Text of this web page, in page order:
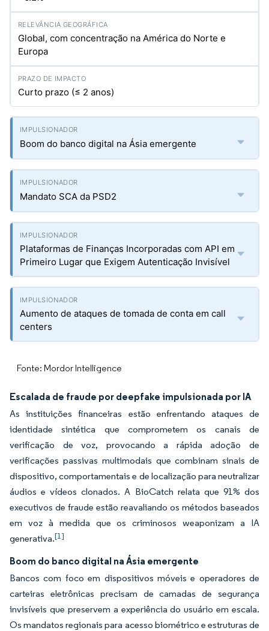
Global, com concentração na América do Norte e
Europa
Curto prazo (≤ 2 anos)
Boom do banco digital na Ásia emergente
Mandato SCA da PSD2
Plataformas de Finanças Incorporadas com API em
Primeiro Lugar que Exigem Autenticação Invisível
Aumento de ataques de tomada de conta em call
centers
Fonte: Mordor Intelligence
Escalada de fraude por deepfake impulsionada por IA
As instituições financeiras estão enfrentando ataques de
identidade sintética que comprometem os canais de
verificação de voz, provocando a rápida adoção de
verificações passivas multimodais que combinam sinais de
dispositivo, comportamentais e de localização para neutralizar
áudios e vídeos clonados. A BioCatch relata que 91% dos
executivos de fraude estão reavaliando os métodos baseados
em voz à medida que os criminosos weaponizam a IA
generativa.[1]
Boom do banco digital na Ásia emergente
Bancos com foco em dispositivos móveis e operadores de
carteiras eletrônicas precisam de camadas de segurança
invisíveis que preservem a experiência do usuário em escala.
Os mandatos regionais para acesso biométrico e estruturas de